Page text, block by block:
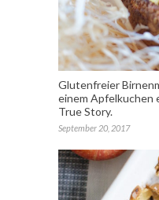
Glutenfreier
einem Apfelkuchen
True Story.
September 20, 2017